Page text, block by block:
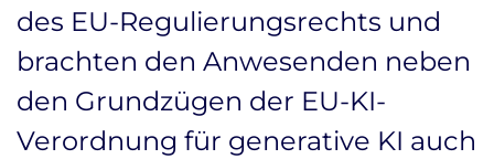
des EU-Regulierungsrechts und
brachten den Anwesenden neben
den Grundzügen der EU-KI-
Verordnung für generative KI auch